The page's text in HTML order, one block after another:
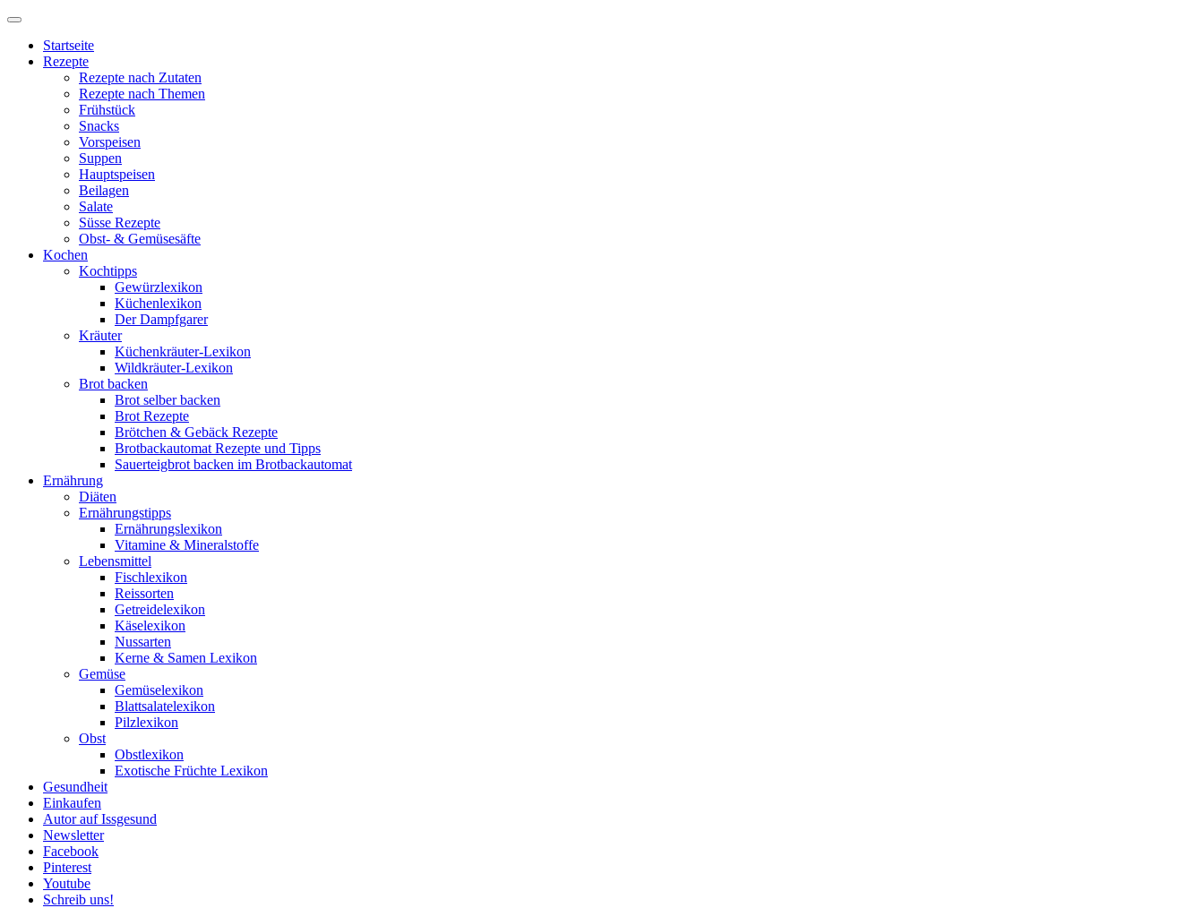
Startseite
Rezepte
Rezepte nach Zutaten
Rezepte nach Themen
Frühstück
Snacks
Vorspeisen
Suppen
Hauptspeisen
Beilagen
Salate
Süsse Rezepte
Obst- & Gemüsesäfte
Kochen
Kochtipps
Gewürzlexikon
Küchenlexikon
Der Dampfgarer
Kräuter
Küchenkräuter-Lexikon
Wildkräuter-Lexikon
Brot backen
Brot selber backen
Brot Rezepte
Brötchen & Gebäck Rezepte
Brotbackautomat Rezepte und Tipps
Sauerteigbrot backen im Brotbackautomat
Ernährung
Diäten
Ernährungstipps
Ernährungslexikon
Vitamine & Mineralstoffe
Lebensmittel
Fischlexikon
Reissorten
Getreidelexikon
Käselexikon
Nussarten
Kerne & Samen Lexikon
Gemüse
Gemüselexikon
Blattsalatelexikon
Pilzlexikon
Obst
Obstlexikon
Exotische Früchte Lexikon
Gesundheit
Einkaufen
Autor auf Issgesund
Newsletter
Facebook
Pinterest
Youtube
Schreib uns!